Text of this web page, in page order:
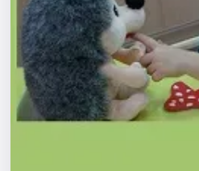
Города
Площадки
Артисты
Рейтинги